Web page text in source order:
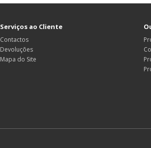
Serviços ao Cliente
Contactos
Devoluções
Mapa do Site